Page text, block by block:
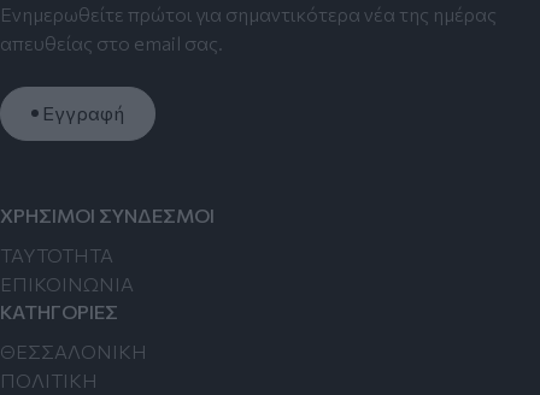
Ενημερωθείτε πρώτοι για σημαντικότερα νέα της ημέρας
απευθείας στο email σας.
Εγγραφή
ΧΡΗΣΙΜΟΙ ΣΥΝΔΕΣΜΟΙ
TAYTOTHTA
ΕΠΙΚΟΙΝΩΝΙΑ
ΚΑΤΗΓΟΡΙΕΣ
ΘΕΣΣΑΛΟΝΙΚΗ
ΠΟΛΙΤΙΚΗ